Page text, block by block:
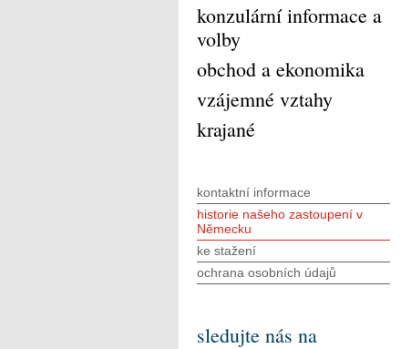
konzulární informace a
volby
obchod a ekonomika
vzájemné vztahy
krajané
kontaktní informace
historie našeho zastoupení v
Německu
ke stažení
ochrana osobních údajů
sledujte nás na